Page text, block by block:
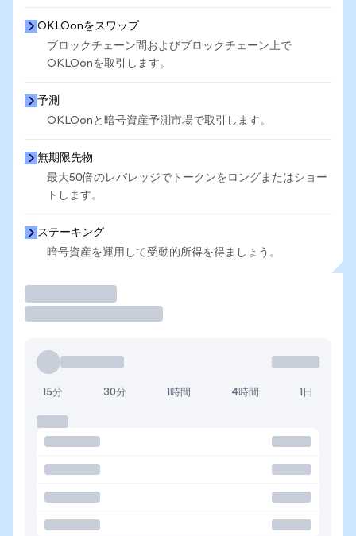
OKLOonをスワップ
ブロックチェーン間およびブロックチェーン上で
OKLOonを取引します。
予測
OKLOonと暗号資産予測市場で取引します。
無期限先物
最大50倍のレバレッジでトークンをロングまたはショー
トします。
ステーキング
暗号資産を運用して受動的所得を得ましょう。
15分 30分 1時間 4時間 1日